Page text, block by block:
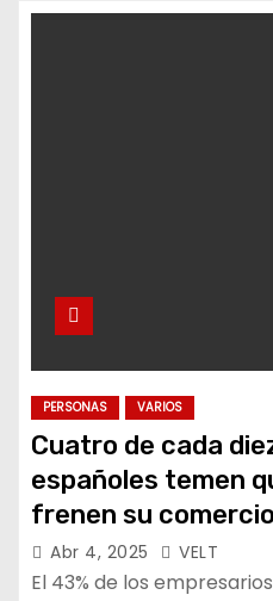
PERSONAS VARIOS
Cuatro de cada
españoles temen
frenen su
Abr 4, 2025 VELT
El 43% de los